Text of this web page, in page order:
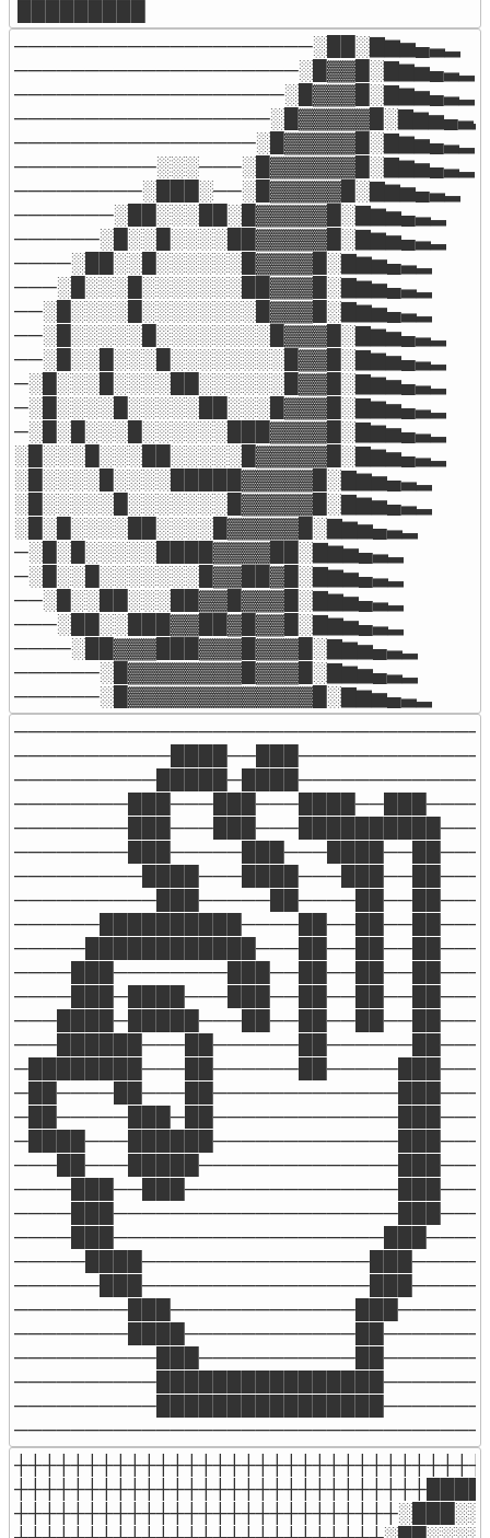
─────────────────────░██░▇▆▅▄▃▂
────────────────────░█▓▓█░▇▆▅▄▃▂
───────────────────░█▓▓▓█░▇▆▅▄▃▂
──────────────────░█▓▓▓▓▓█░▇▆▅▄▃▂
─────────────────░█▓▓▓▓▓█░▇▆▅▄▃▂
──────────░░░───░█▓▓▓▓▓▓█░▇▆▅▄▃▂
─────────░███░──░█▓▓▓▓▓█░▇▆▅▄▃▂
───────░██░░░██░█▓▓▓▓▓█░▇▆▅▄▃▂
──────░█░░█░░░░██▓▓▓▓▓█░▇▆▅▄▃▂
────░██░░█░░░░░░█▓▓▓▓█░▇▆▅▄▃▂
───░█░░░█░░░░░░░██▓▓▓█░▇▆▅▄▃▂
──░█░░░░█░░░░░░░░█▓▓▓█░▇▆▅▄▃▂
──░█░░░░░█░░░░░░░░█▓▓▓█░▇▆▅▄▃▂
──░█░░█░░░█░░░░░░░░█▓▓█░▇▆▅▄▃▂
─░█░░░█░░░░██░░░░░░█▓▓█░▇▆▅▄▃▂
─░█░░░░█░░░░░██░░░█▓▓▓█░▇▆▅▄▃▂
─░█░█░░░█░░░░░░███▓▓▓▓█░▇▆▅▄▃▂
░█░░░█░░░██░░░░░█▓▓▓▓▓█░▇▆▅▄▃▂
░█░░░░█░░░░█████▓▓▓▓▓█░▇▆▅▄▃▂
░█░░░░░█░░░░░░░█▓▓▓▓▓█░▇▆▅▄▃▂
░█░█░░░░██░░░░█▓▓▓▓▓█░▇▆▅▄▃▂
─░█░█░░░░░████▓▓▓▓██░▇▆▅▄▃▂
─░█░░█░░░░░░░█▓▓██▓█░▇▆▅▄▃▂
──░█░░██░░░██▓▓█▓▓▓█░▇▆▅▄▃▂
───░██░░███▓▓██▓█▓▓█░▇▆▅▄▃▂
────░██▓▓▓███▓▓▓█▓▓▓█░▇▆▅▄▃▂
──────░█▓▓▓▓▓▓▓▓█▓▓▓█░▇▆▅▄▃▂
──────░█▓▓▓▓▓▓▓▓▓▓▓▓▓█░▇▆▅▄▃▂